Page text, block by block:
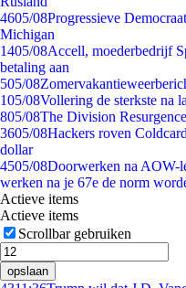
4605/08Progressieve
Michigan
1405/08Accell, moederbedrijf
betaling aan
505/08
105/08Vollering de sterkste na
805/08The Division
3605/08Hackers roven
dollar
4505/08Doorwerken na AOW-
werken na je 67e de norm
Actieve items
Actieve items
Scrollbar gebruiken
opslaan